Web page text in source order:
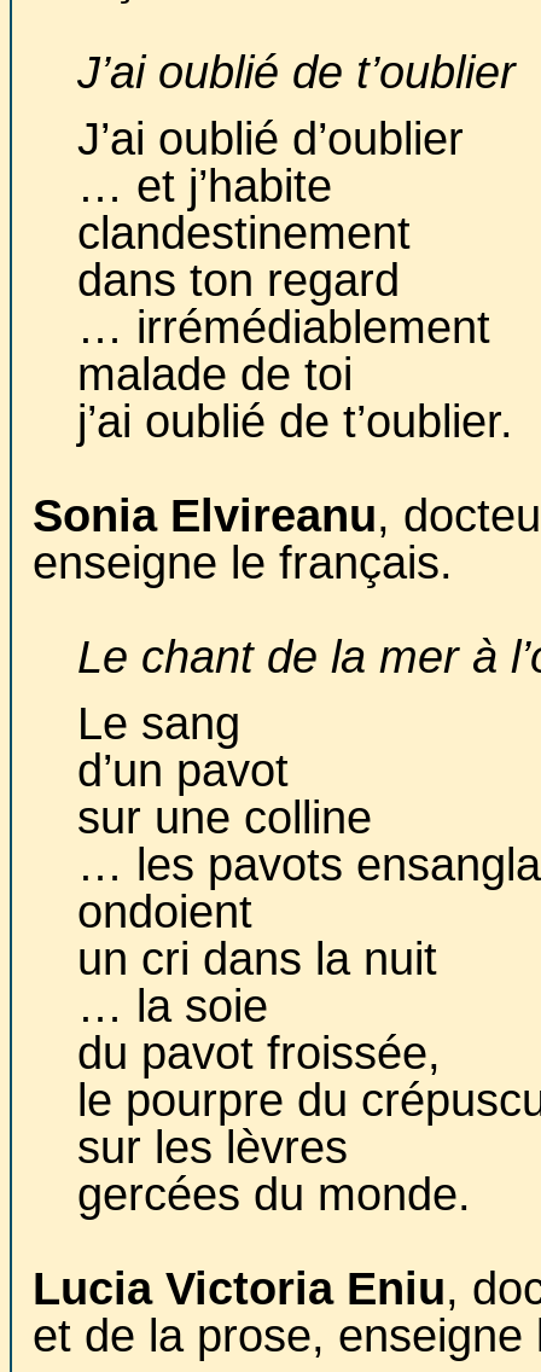
J’ai oublié de t’oublier
J’ai oublié d’oublier
… et j’habite
clandestinement
dans ton regard
… irrémédiablement
malade de toi
j’ai oublié de t’oublier.
Sonia Elvireanu,
enseigne le français.
Le chant de la mer à
Le sang
d’un pavot
sur une colline
… les pavots
ondoient
un cri dans la nuit
… la soie
du pavot froissée,
le pourpre du
sur les lèvres
gercées du monde.
Lucia Victoria Eniu,
et de la prose, enseigne